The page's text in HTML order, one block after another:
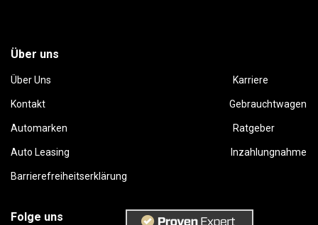
Über uns
Über Uns Karriere
Kontakt Gebrauchtwagen
Automarken Ratgeber
Auto Leasing Inzahlungnahme
Barrierefreiheitserklärung
Folge uns